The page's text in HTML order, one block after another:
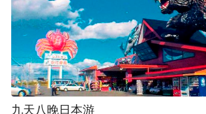
九天八晚日本游